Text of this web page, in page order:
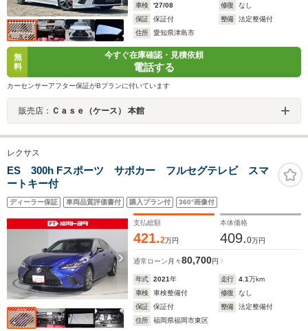
車検
'27/08 修復
なし
保証
保証付 整備
法定整備付
住所
愛知県津島市
無
料
今すぐ在庫確認・見積依頼
電話する
カーセンサーアフター保証がBプランに付いています
販売店： Ｃａｓｅ（ケース） 本館
レクサス
ES 300h Fスポーツ サポカー フルセグテレビ スマ
ートキー付
ディーラー保証 車両品質評価書付 購入プラン付 360°画像付
支払総額
421.2万円
本体価格
409.0万円
通常ローン 月々80,700円
年式 2021年 走行 4.1万km
車検
車検整備付 修復
なし
保証
保証付 整備
法定整備付
住所
福岡県福岡市東区